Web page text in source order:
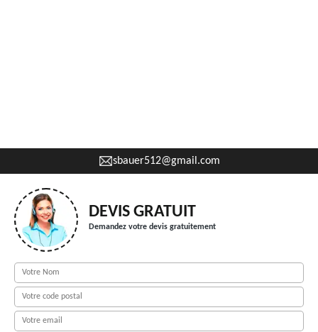
sbauer512@gmail.com
DEVIS GRATUIT
Demandez votre devis gratuitement